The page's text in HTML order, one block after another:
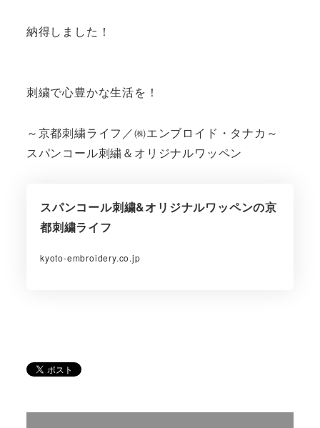
納得しました！
刺繍で心豊かな生活を！
～京都刺繍ライフ／㈱エンブロイド・タナカ～
スパンコール刺繍＆オリジナルワッペン
スパンコール刺繍&オリジナルワッペンの京
都刺繍ライフ
kyoto-embroidery.co.jp